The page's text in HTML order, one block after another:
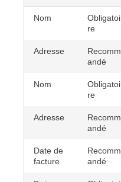
Nom
Obligatoi
re
Adresse
Recomm
andé
Nom
Obligatoi
re
Adresse
Recomm
andé
Date de
facture
Recomm
andé